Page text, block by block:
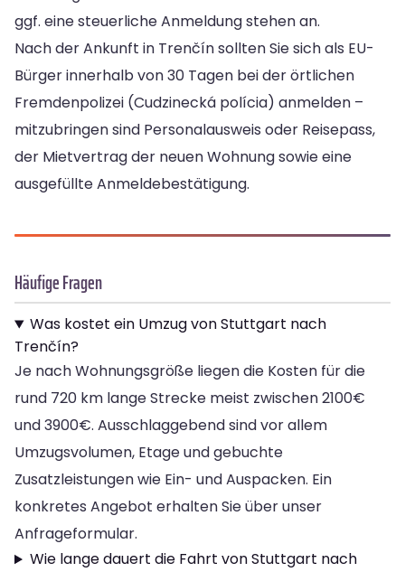
ggf. eine steuerliche Anmeldung stehen an.
Nach der Ankunft in Trenčín sollten Sie sich als EU-
Bürger innerhalb von 30 Tagen bei der örtlichen
Fremdenpolizei (Cudzinecká polícia) anmelden –
mitzubringen sind Personalausweis oder Reisepass,
der Mietvertrag der neuen Wohnung sowie eine
ausgefüllte Anmeldebestätigung.
Häufige Fragen
Was kostet ein Umzug von Stuttgart nach
Trenčín?
Je nach Wohnungsgröße liegen die Kosten für die
rund 720 km lange Strecke meist zwischen 2100€
und 3900€. Ausschlaggebend sind vor allem
Umzugsvolumen, Etage und gebuchte
Zusatzleistungen wie Ein- und Auspacken. Ein
konkretes Angebot erhalten Sie über unser
Anfrageformular.
Wie lange dauert die Fahrt von Stuttgart nach